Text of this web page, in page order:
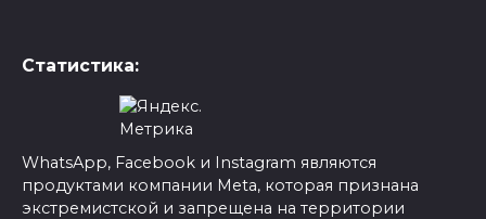
Статистика:
WhatsApp, Facebook и Instagram являются
продуктами компании Meta, которая признана
экстремистской и запрещена на территории